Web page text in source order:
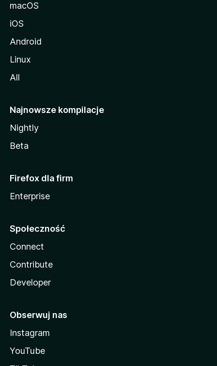
macOS
iOS
Android
Linux
All
Najnowsze kompilacje
Nightly
Beta
Firefox dla firm
Enterprise
Społeczność
Connect
Contribute
Developer
Obserwuj nas
Instagram
YouTube